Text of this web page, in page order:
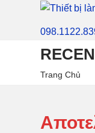
Trang Chủ